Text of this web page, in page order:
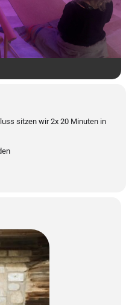
sitzen wir 2x 20 Minuten in